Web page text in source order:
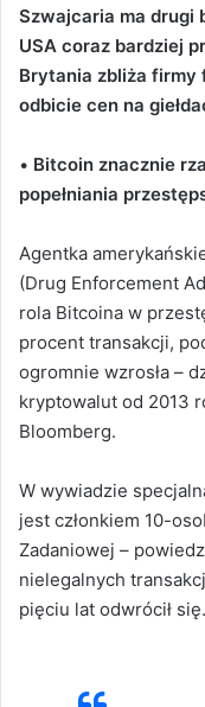
Szwajcaria ma
USA coraz bardziej
Brytania zbliża firmy
odbicie cen na
• Bitcoin znacznie
popełniania
Agentka
(Drug Enforcement
rola Bitcoina w
procent transakcji,
ogromnie wzrosła –
kryptowalut od 2013
Bloomberg.
W wywiadzie
jest członkiem 10-
Zadaniowej –
nielegalnych
pięciu lat odwrócił się.